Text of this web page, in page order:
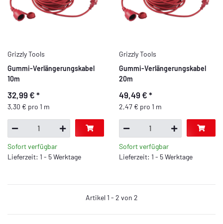
Grizzly Tools
Gummi-Verlängerungskabel
10m
32,99 € *
3,30 € pro 1 m
Sofort verfügbar
Lieferzeit: 1 - 5 Werktage
Grizzly Tools
Gummi-Verlängerungskabel
20m
49,49 € *
2,47 € pro 1 m
Sofort verfügbar
Lieferzeit: 1 - 5 Werktage
Artikel 1 - 2 von 2